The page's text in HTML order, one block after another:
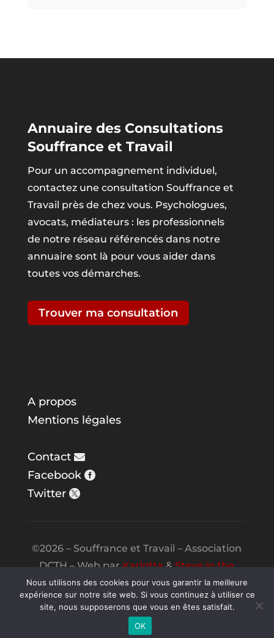
Annuaire des Consultations
Souffrance et Travail
Pour un accompagnement individuel,
contactez une consultation Souffrance et
Travail près de chez vous. Psychologues,
avocats, médiateurs : les professionnels
de notre réseau référencés dans notre
annuaire sont là pour vous aider dans
toutes vos démarches.
Trouver ma consultation
A propos
Mentions légales
Contact
Facebook
Twitter
©2026 – Souffrance et Travail – Association
DCTH – Web parKarlotta&Steve in the
Night
Nous utilisons des cookies pour vous garantir la meilleure
expérience sur notre site web. Si vous continuez à utiliser ce
site, nous supposerons que vous en êtes satisfait.
OK